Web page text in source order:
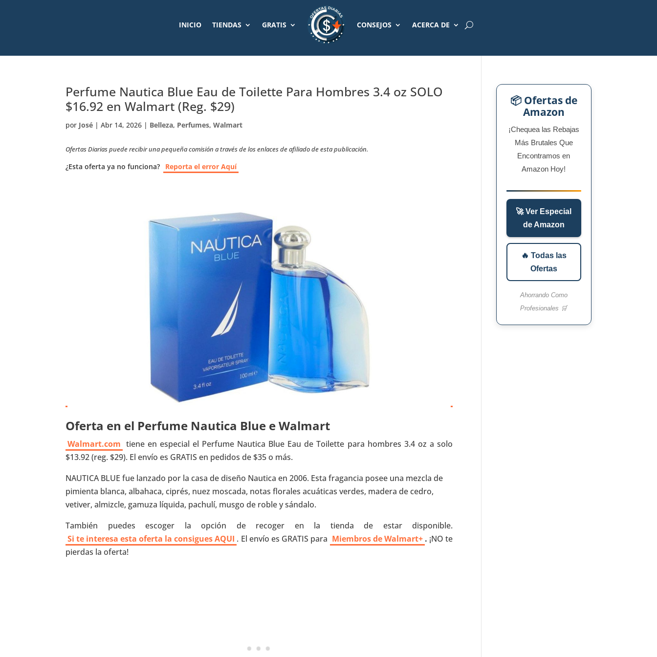
INICIO TIENDAS GRATIS CONSEJOS ACERCA DE
Perfume Nautica Blue Eau de Toilette Para Hombres 3.4 oz SOLO
$16.92 en Walmart (Reg. $29)
por José |Abr 14, 2026 | Belleza, Perfumes,Walmart
Ofertas Diarias puede recibir una pequeña comisión a través de los enlaces de afiliado de esta publicación.
¿Esta oferta ya no funciona? Reporta el error Aquí
Oferta en el Perfume Nautica Blue e Walmart
Walmart.com tiene en especial el Perfume Nautica Blue Eau de Toilette para hombres 3.4 oz a solo
$13.92 (reg. $29). El envío es GRATIS en pedidos de $35 o más.
NAUTICA BLUE fue lanzado por la casa de diseño Nautica en 2006. Esta fragancia posee una mezcla de
pimienta blanca, albahaca, ciprés, nuez moscada, notas florales acuáticas verdes, madera de cedro,
vetiver, almizcle, gamuza líquida, pachulí, musgo de roble y sándalo.
También puedes escoger la opción de recoger en la tienda de estar disponible.
Si te interesa esta oferta la consigues AQUI . El envío es GRATIS para Miembros de Walmart+ . ¡NO te
pierdas la oferta!
📦 Ofertas de
Amazon
¡Chequea las Rebajas
Más Brutales Que
Encontramos en
Amazon Hoy!
🚀 Ver Especial
de Amazon
🔥 Todas las
Ofertas
Ahorrando Como
Profesionales 🛒